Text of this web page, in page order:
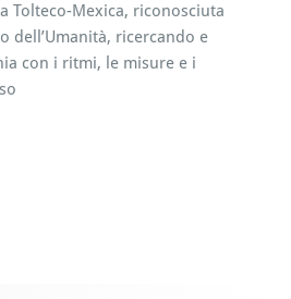
Tolteco-Mexica, riconosciuta
dell’Umanità, ricercando e
con i ritmi, le misure e i